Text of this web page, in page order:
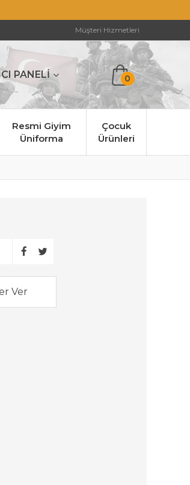
Müşteri Hizmetleri
PANELİ 0
Resmi Giyim
Üniforma
Çocuk
Ürünleri